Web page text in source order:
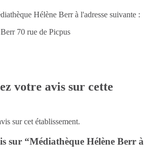
Hélène Berr à l'adresse suivante :
70 rue de Picpus
votre avis sur cette
sur cet établissement.
sur “Médiathèque Hélène Berr à